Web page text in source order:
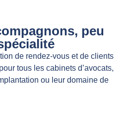
peu
de rendez-vous et de clients
tous les cabinets d’avocats,
ou leur domaine de